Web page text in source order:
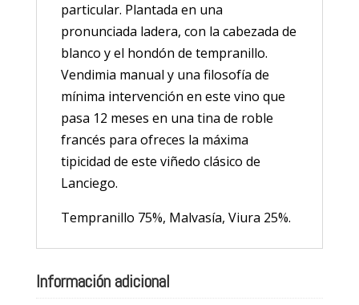
particular. Plantada en una
pronunciada ladera, con la cabezada de
blanco y el hondón de tempranillo.
Vendimia manual y una filosofía de
mínima intervención en este vino que
pasa 12 meses en una tina de roble
francés para ofreces la máxima
tipicidad de este viñedo clásico de
Lanciego.
Tempranillo 75%, Malvasía, Viura 25%.
Información adicional